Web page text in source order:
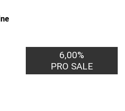
6,00%
PRO SALE